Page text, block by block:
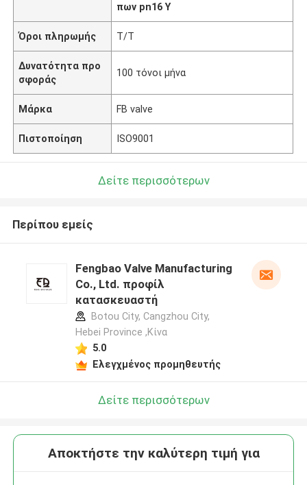
πων pn16 Υ
Όροι πληρωμής T/T
Δυνατότητα προ
σφοράς
100 τόνοι μήνα
Μάρκα FB valve
Πιστοποίηση ISO9001
Δείτε περισσότερων
Περίπου εμείς
Fengbao Valve Manufacturing
Co., Ltd. προφίλ
κατασκευαστή
Botou City, Cangzhou City,
Hebei Province ,Κίνα
5.0
Ελεγχμένος προμηθευτής
Δείτε περισσότερων
Αποκτήστε την καλύτερη τιμή για